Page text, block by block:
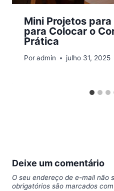
Mini Projetos
para Colocar o
Prática
Poradmin julho 31, 2025
Deixe um comentário
O seu endereço de e-mail não
obrigatórios são marcados com